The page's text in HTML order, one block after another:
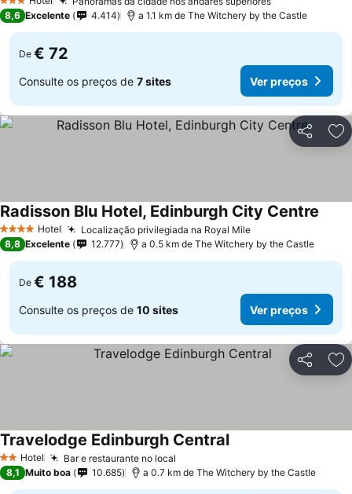
3 Estrelas Ver preços
8,6 Excelente 4.414 a 1.1 km de The Witchery by the Castle
De € 72
Consulte os preços de 7 sites Ver preços
Partilhar
4 EstrelasHotel Localização privilegiada na Royal MileVer preços
Radisson Blu Hotel, Edinburgh City Centre
8,8 Excelente 12.777 a 0.5 km de The Witchery by the Castle
De € 188
Consulte os preços de 10 sites Ver preços
Partilhar
2 Estrelas
Hotel Bar e restaurante no local
Travelodge Edinburgh CentralVer preços
8,1 Muito boa 10.685 a 0.7 km de The Witchery by the Castle